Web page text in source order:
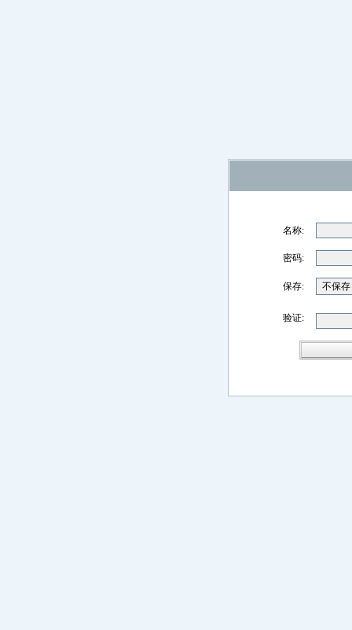
名称:
密码:
保存:
验证: